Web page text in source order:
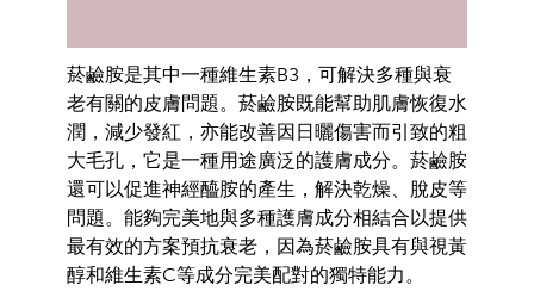
菸鹼胺是其中一種維生素B3，可解決多種與衰
老有關的皮膚問題。菸鹼胺既能幫助肌膚恢復水
潤，減少發紅，亦能改善因日曬傷害而引致的粗
大毛孔，它是一種用途廣泛的護膚成分。菸鹼胺
還可以促進神經醯胺的產生，解決乾燥、脫皮等
問題。能夠完美地與多種護膚成分相結合以提供
最有效的方案預抗衰老，因為菸鹼胺具有與視黃
醇和維生素C等成分完美配對的獨特能力。